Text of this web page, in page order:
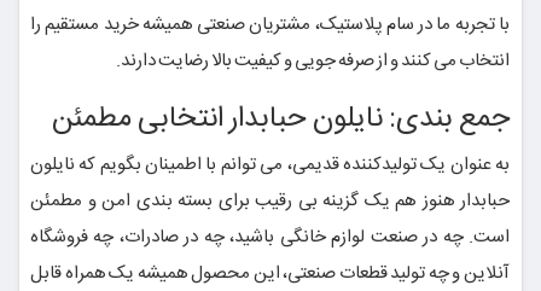
با تجربه ما در سام پلاستیک، مشتریان صنعتی همیشه خرید مستقیم را
انتخاب می کنند و از صرفه جویی و کیفیت بالا رضایت دارند.
جمع بندی: نایلون حبابدار انتخابی مطمئن
به عنوان یک تولیدکننده قدیمی، می توانم با اطمینان بگویم که نایلون
حبابدار هنوز هم یک گزینه بی رقیب برای بسته بندی امن و مطمئن
است. چه در صنعت لوازم خانگی باشید، چه در صادرات، چه فروشگاه
آنلاین و چه تولید قطعات صنعتی، این محصول همیشه یک همراه قابل